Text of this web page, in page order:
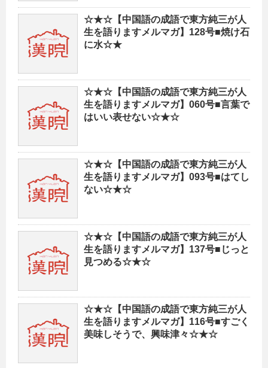
☆★☆【中国語の成語で東方純三が人
生を語りますメルマガ】128号■焼け石
に水☆★
☆★☆【中国語の成語で東方純三が人
生を語りますメルマガ】060号■言葉で
はいい表せない☆★☆
☆★☆【中国語の成語で東方純三が人
生を語りますメルマガ】093号■はてし
ない☆★☆
☆★☆【中国語の成語で東方純三が人
生を語りますメルマガ】137号■じっと
見つめる☆★☆
☆★☆【中国語の成語で東方純三が人
生を語りますメルマガ】116号■すごく
美味しそうで、興味津々☆★☆